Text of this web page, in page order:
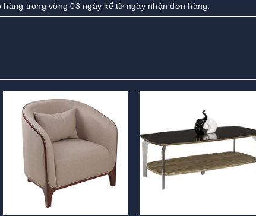
hàng trong vòng 03 ngày kể từ ngày nhận đơn hàng.